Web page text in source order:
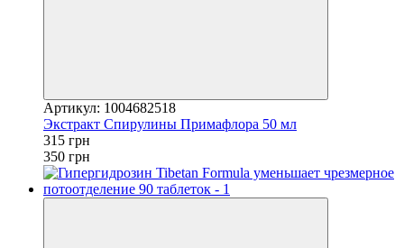
Артикул: 1004682518
Экстракт Спирулины Примафлора 50 мл
315 грн
350 грн